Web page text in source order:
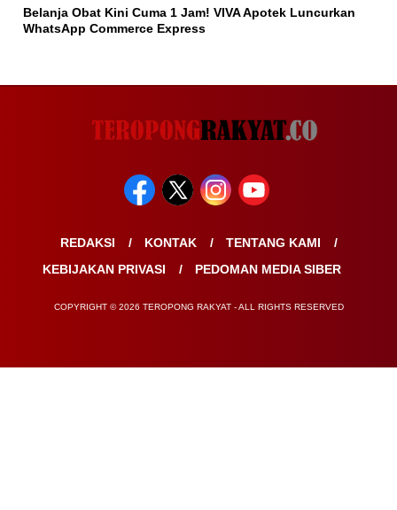
Belanja Obat Kini Cuma 1 Jam! VIVA Apotek Luncurkan
WhatsApp Commerce Express
REDAKSI KONTAK
TENTANG KAMI
KEBIJAKAN PRIVASI
PEDOMAN MEDIA SIBER
COPYRIGHT © 2026 TEROPONG RAKYAT - ALL RIGHTS RESERVED